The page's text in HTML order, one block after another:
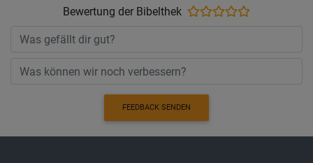
Bewertung der Bibelthek
FEEDBACK SENDEN